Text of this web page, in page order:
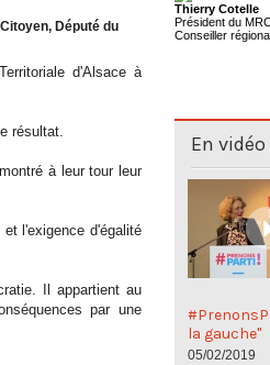
Député du
d'Alsace à
résultat.
à leur tour leur
l'exigence d'égalité
Il appartient au
par une
Thierry Cotelle
Président du
Conseiller
En vidéo
la gauche"
05/02/2019